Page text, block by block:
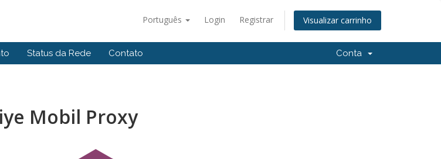
Português Login Registrar Visualizar carrinho
Status da Rede Contato Conta
Mobil Proxy